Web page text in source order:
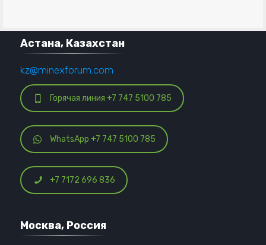
Астана, Казахстан
kz@minexforum.com
Горячая линия +7 747 5100 785
WhatsApp +7 747 5100 785
+7 7172 696 836
Москва, Россия